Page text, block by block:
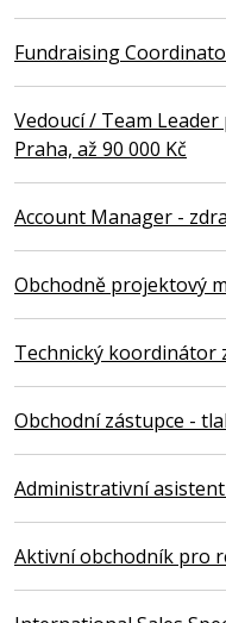
Fundraising
Vedoucí / Team
Praha, až 90 000 Kč
Account Manager -
Obchodně projektový
Technický koordinátor
Obchodní zástupce -
Administrativní
Aktivní obchodník pro